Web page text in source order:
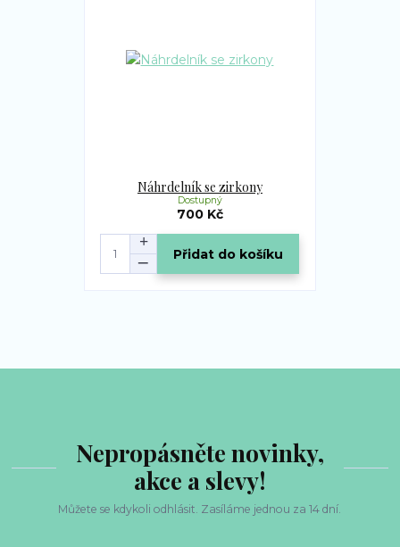
Náhrdelník se zirkony
700 Kč
Dostupný
Přidat do košíku
Nepropásněte novinky,
akce a slevy!
Můžete se kdykoli odhlásit. Zasíláme jednou za 14 dní.